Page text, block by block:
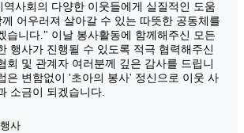
사회의 다양한 이웃들에게 실질적인 도움
어우러져 살아갈 수 있는 따뜻한 공동체를
습니다." 이날 봉사활동에 함께해주신 모든
행사가 진행될 수 있도록 적극 협력해주신
회 및 관계자 여러분께 깊은 감사를 드립니
은 변함없이 '초아의 봉사' 정신으로 이웃 사
소금이 되겠습니다.
사